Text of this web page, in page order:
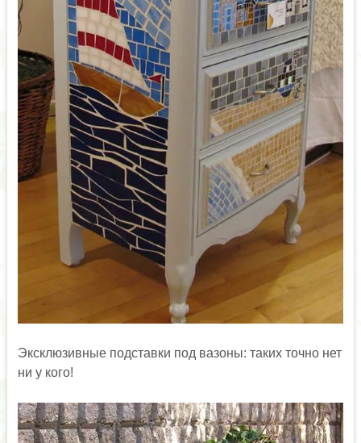
Эксклюзивные подставки под вазоны: таких точно нет
ни у кого!